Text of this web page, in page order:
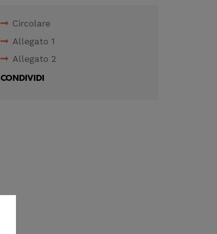
Circolare
Allegato 1
Allegato 2
CONDIVIDI